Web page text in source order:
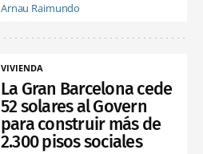
Arnau Raimundo
VIVIENDA
La Gran Barcelona cede
52 solares al Govern
para construir más de
2.300 pisos sociales